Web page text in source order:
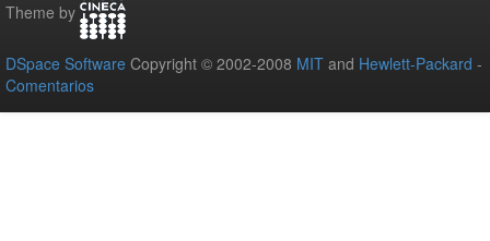
Theme by
DSpace Software Copyright © 2002-2008 MIT and Hewlett-Packard -
Comentarios